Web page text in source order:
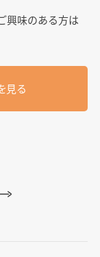
興味のある方は
見る